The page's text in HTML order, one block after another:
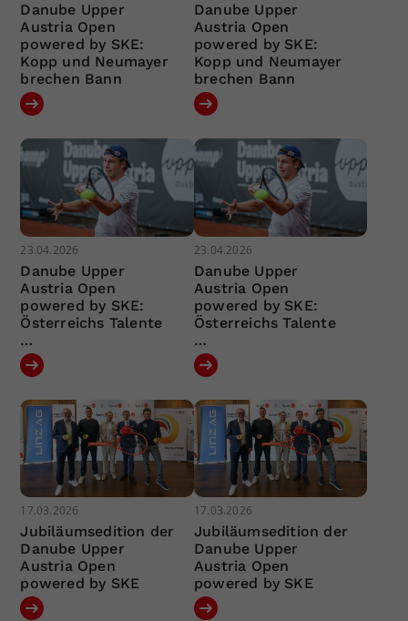
Danube Upper
Austria Open
powered by SKE:
Kopp und Neumayer
brechen Bann
Danube Upper
Austria Open
powered by SKE:
Kopp und Neumayer
brechen Bann
23.04.2026
Danube Upper
Austria Open
powered by SKE:
Österreichs Talente
…
23.04.2026
Danube Upper
Austria Open
powered by SKE:
Österreichs Talente
…
17.03.2026
Jubiläumsedition der
Danube Upper
Austria Open
powered by SKE
17.03.2026
Jubiläumsedition der
Danube Upper
Austria Open
powered by SKE